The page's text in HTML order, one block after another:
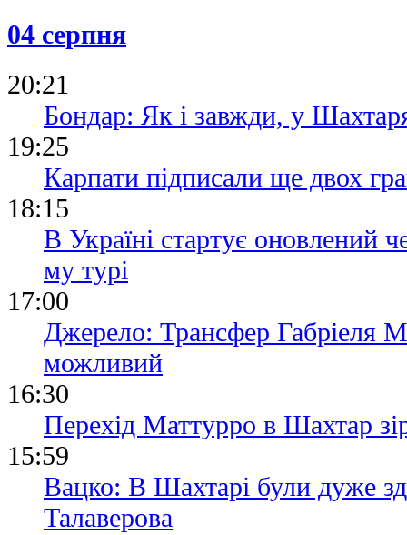
04 серпня
20:21
Бондар: Як і завжди, у
19:25
Карпати підписали ще двох
18:15
В Україні стартує оновлений
му турі
17:00
Джерело: Трансфер Габріеля
можливий
16:30
Перехід Маттурро в Шахтар
15:59
Вацко: В Шахтарі були дуже
Талаверова